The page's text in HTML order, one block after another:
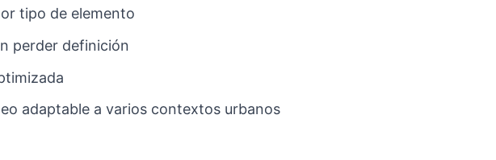
tipo de elemento
perder definición
adaptable a varios contextos urbanos